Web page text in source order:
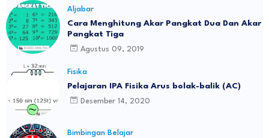
Aljabar
Cara Menghitung Akar Pangkat Dua Dan Akar
Pangkat Tiga
Agustus 09, 2019
Fisika
Pelajaran IPA Fisika Arus bolak-balik (AC)
Desember 14, 2020
Bimbingan Belajar